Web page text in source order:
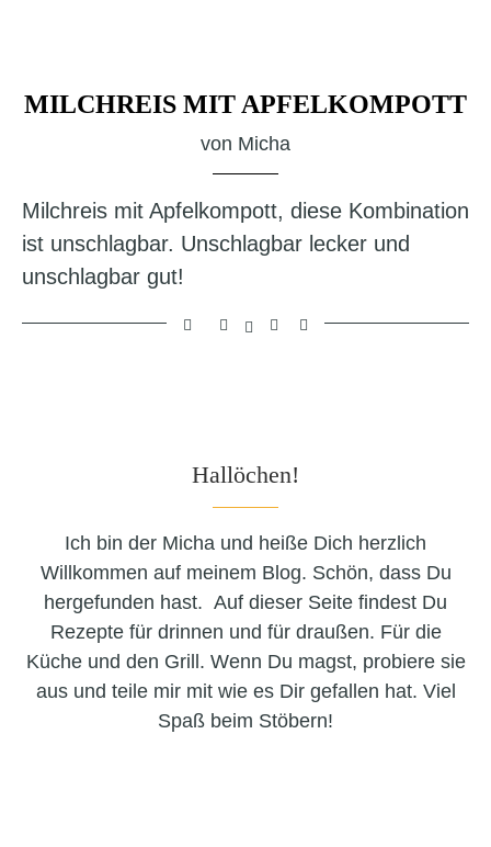
MILCHREIS MIT APFELKOMPOTT
von Micha
Milchreis mit Apfelkompott, diese Kombination
ist unschlagbar. Unschlagbar lecker und
unschlagbar gut!
Hallöchen!
Ich bin der Micha und heiße Dich herzlich
Willkommen auf meinem Blog. Schön, dass Du
hergefunden hast. Auf dieser Seite findest Du
Rezepte für drinnen und für draußen. Für die
Küche und den Grill. Wenn Du magst, probiere sie
aus und teile mir mit wie es Dir gefallen hat. Viel
Spaß beim Stöbern!